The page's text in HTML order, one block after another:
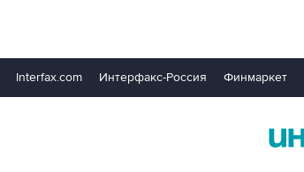
Interfax.com Интерфакс-Россия Финмаркет